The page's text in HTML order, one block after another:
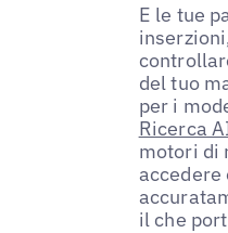
E le tue
del tuo
per i
Ricerca
motori di
accedere
il che